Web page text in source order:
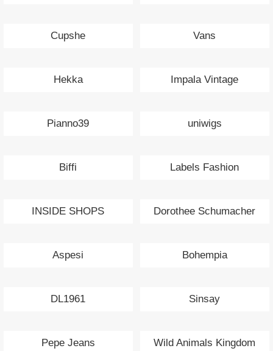
Cupshe Vans
Hekka Impala Vintage
Pianno39 uniwigs
Biffi Labels Fashion
INSIDE SHOPS Dorothee Schumacher
Aspesi Bohempia
DL1961 Sinsay
Pepe Jeans Wild Animals Kingdom